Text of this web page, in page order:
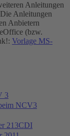
Anleitungen
Anleitungen
Anbietern
(bzw.
Vorlage MS-
3
NCV3
213CDI